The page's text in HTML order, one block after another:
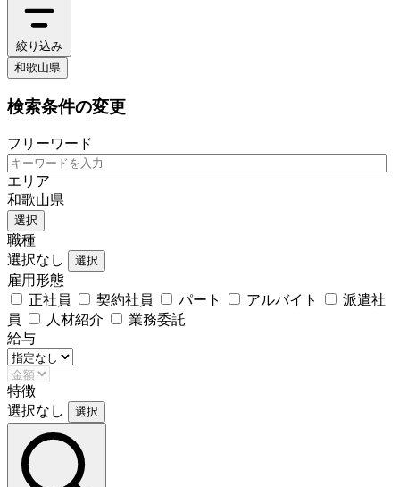
絞り込み
和歌山県
検索条件の変更
フリーワード
エリア
和歌山県
選択
職種
選択なし
選択
雇用形態
正社員
契約社員 パート アルバイト
派遣社
員
人材紹介
業務委託
給与
特徴
選択なし
選択